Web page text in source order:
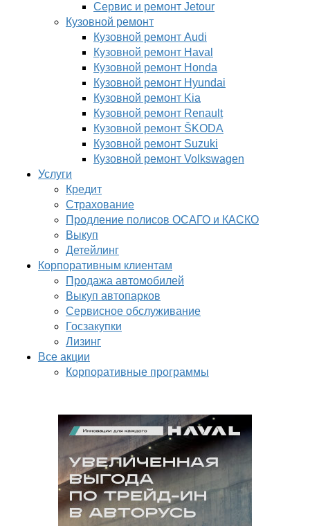
Сервис и ремонт Jetour
Кузовной ремонт
Кузовной ремонт Audi
Кузовной ремонт Haval
Кузовной ремонт Honda
Кузовной ремонт Hyundai
Кузовной ремонт Kia
Кузовной ремонт Renault
Кузовной ремонт ŠKODA
Кузовной ремонт Suzuki
Кузовной ремонт Volkswagen
Услуги
Кредит
Страхование
Продление полисов ОСАГО и КАСКО
Выкуп
Детейлинг
Корпоративным клиентам
Продажа автомобилей
Выкуп автопарков
Сервисное обслуживание
Госзакупки
Лизинг
Все акции
Корпоративные программы